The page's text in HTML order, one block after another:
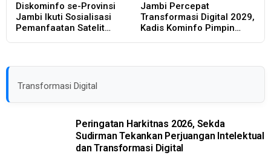
Diskominfo se-Provinsi
Jambi Ikuti Sosialisasi
Pemanfaatan Satelit
Jambi Percepat
Transformasi Digital 2029,
Kadis Kominfo Pimpin
Transformasi Digital
Peringatan Harkitnas 2026, Sekda
Sudirman Tekankan Perjuangan Intelektual
dan Transformasi Digital